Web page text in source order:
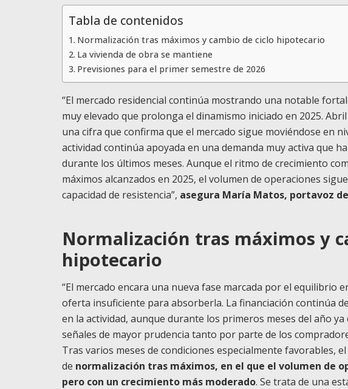
Tabla de contenidos
Normalización tras máximos y cambio de ciclo hipotecario
La vivienda de obra se mantiene
Previsiones para el primer semestre de 2026
“El mercado residencial continúa mostrando una notable
muy elevado que prolonga el dinamismo iniciado en 2025.
una cifra que confirma que el mercado sigue moviéndose en
actividad continúa apoyada en una demanda muy activa que
durante los últimos meses. Aunque el ritmo de crecimiento
máximos alcanzados en 2025, el volumen de operaciones
capacidad de resistencia”, asegura María Matos, portavoz de
Normalización tras máximos y
hipotecario
“El mercado encara una nueva fase marcada por el equilibrio
oferta insuficiente para absorberla. La financiación continúa
en la actividad, aunque durante los primeros meses del año
señales de mayor prudencia tanto por parte de los
Tras varios meses de condiciones especialmente favorables,
de normalización tras máximos, en el que el volumen de
pero con un crecimiento más moderado. Se trata de una